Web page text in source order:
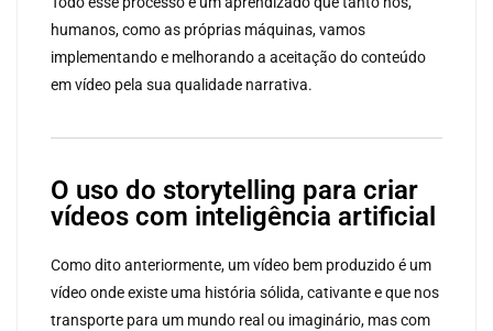
humanos, como as próprias máquinas, vamos
implementando e melhorando a aceitação do conteúdo
em vídeo pela sua qualidade narrativa.
O uso do storytelling para criar
vídeos com inteligência artificial
Como dito anteriormente, um vídeo bem produzido é um
vídeo onde existe uma história sólida, cativante e que nos
transporte para um mundo real ou imaginário, mas com